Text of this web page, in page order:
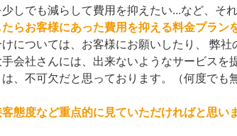
しでも減らして費用を抑えたい...など、そ
らお客様にあった費用を抑える料金プラン
については、お客様にお願いしたり、 弊
会社さんには、出来ないようなサービスを
、不可欠だと思っております。（何度で
態度など重点的に見ていただければと思い